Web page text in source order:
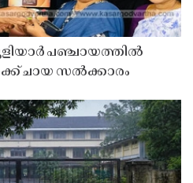
പഞ്ചായത്തിൽ
ചായ സൽക്കാരം